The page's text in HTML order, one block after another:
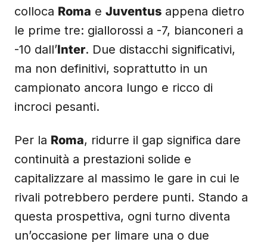
colloca Roma e Juventus appena dietro
le prime tre: giallorossi a -7, bianconeri a
-10 dall’Inter. Due distacchi significativi,
ma non definitivi, soprattutto in un
campionato ancora lungo e ricco di
incroci pesanti.
Per la Roma, ridurre il gap significa dare
continuità a prestazioni solide e
capitalizzare al massimo le gare in cui le
rivali potrebbero perdere punti. Stando a
questa prospettiva, ogni turno diventa
un’occasione per limare una o due